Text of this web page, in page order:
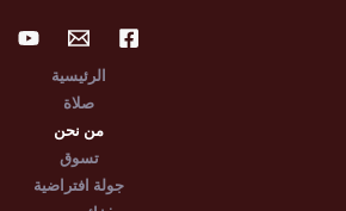
الرئيسية
صلاة
من نحن
تسوق
جولة افتراضية